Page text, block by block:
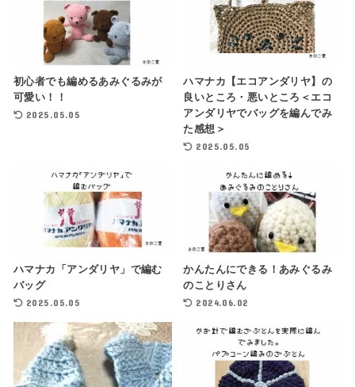
初心者でも編めるあみぐるみが
可愛い！！
2025.05.05
ハマナカ【エコアンダリヤ】の
良いところ・悪いところ＜エコ
アンダリヤでバッグを編んでみ
た感想＞
2025.05.05
ハマナカ「アンダリヤ」で編む
バッグ
2025.05.05
かんたんにできる！あみぐるみ
のことりさん
2024.06.02